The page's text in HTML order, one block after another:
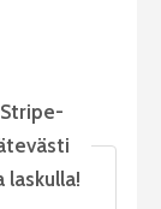
laskulla!